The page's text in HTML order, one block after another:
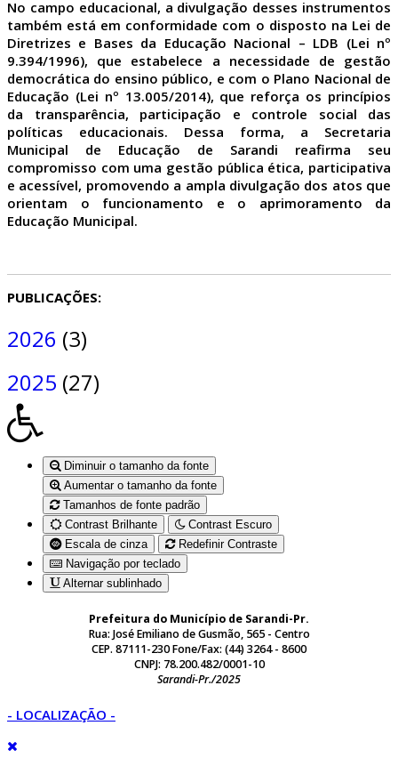
No campo educacional, a divulgação desses instrumentos
também está em conformidade com o disposto na Lei de
Diretrizes e Bases da Educação Nacional – LDB (Lei nº
9.394/1996), que estabelece a necessidade de gestão
democrática do ensino público, e com o Plano Nacional de
Educação (Lei nº 13.005/2014), que reforça os princípios
da transparência, participação e controle social das
políticas educacionais. Dessa forma, a Secretaria
Municipal de Educação de Sarandi reafirma seu
compromisso com uma gestão pública ética, participativa
e acessível, promovendo a ampla divulgação dos atos que
orientam o funcionamento e o aprimoramento da
Educação Municipal.
PUBLICAÇÕES:
2026 (3)
2025 (27)
Diminuir o tamanho da fonte
Aumentar o tamanho da fonte
Tamanhos de fonte padrão
Contrast Brilhante
Contrast Escuro
Escala de cinza
Redefinir Contraste
Navigação por teclado
Alternar sublinhado
Prefeitura do Município de Sarandi-Pr.
Rua: José Emiliano de Gusmão, 565 - Centro
CEP. 87111-230 Fone/Fax: (44) 3264 - 8600
CNPJ: 78.200.482/0001-10
Sarandi-Pr./2025
- LOCALIZAÇÃO -